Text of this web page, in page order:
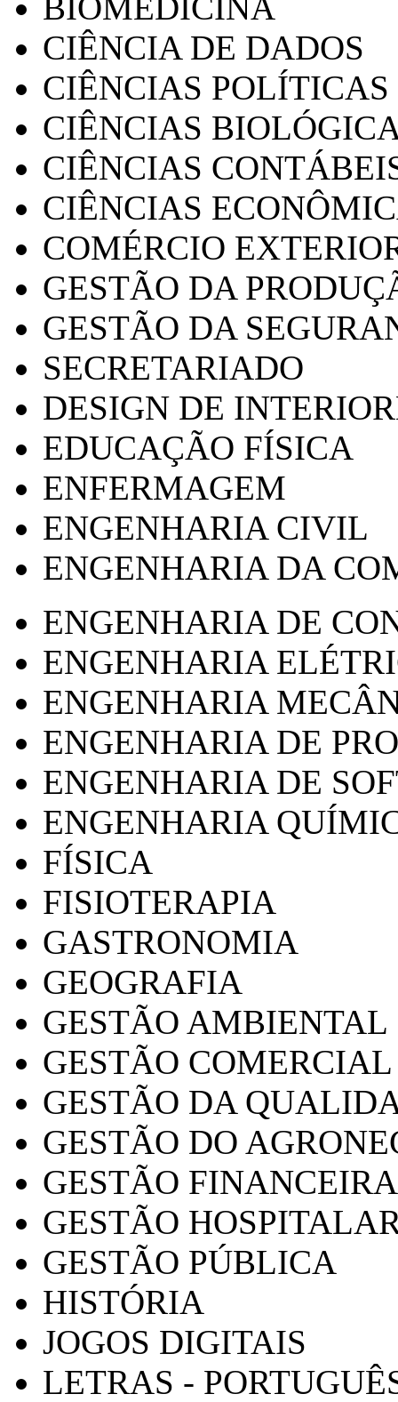
CIÊNCIA DE DADOS
CIÊNCIAS POLÍTICAS
CIÊNCIAS
CIÊNCIAS
CIÊNCIAS
COMÉRCIO
GESTÃO DA
GESTÃO DA
SECRETARIADO
DESIGN DE
EDUCAÇÃO FÍSICA
ENFERMAGEM
ENGENHARIA CIVIL
ENGENHARIA DA
ENGENHARIA DE
ENGENHARIA
ENGENHARIA
ENGENHARIA DE
ENGENHARIA DE
ENGENHARIA
FÍSICA
FISIOTERAPIA
GASTRONOMIA
GEOGRAFIA
GESTÃO AMBIENTAL
GESTÃO COMERCIAL
GESTÃO DA
GESTÃO DO
GESTÃO FINANCEIRA
GESTÃO
GESTÃO PÚBLICA
HISTÓRIA
JOGOS DIGITAIS
LETRAS -